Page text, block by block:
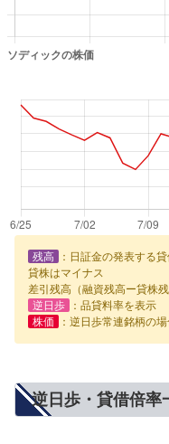
残高
：日証金の発表する
貸株はマイナス
差引残高（融資残高ー貸株
逆日歩
：品貸料率を表示
株価
：逆日歩常連銘柄の
逆日歩・貸借倍率